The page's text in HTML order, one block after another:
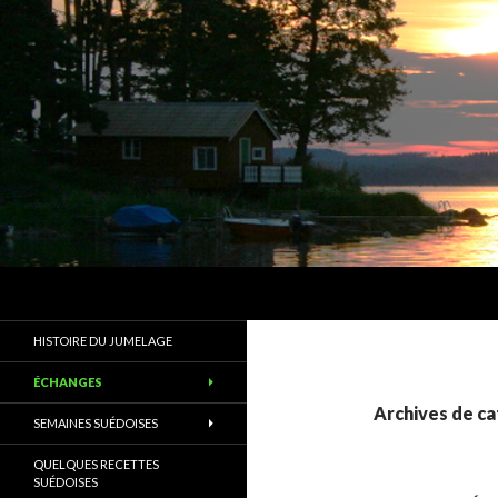
Archives de
France
HISTOIRE DU JUMELAGE
ÉCHANGES
SEMAINES SUÉDOISES
QUELQUES RECETTES
SUÉDOISES